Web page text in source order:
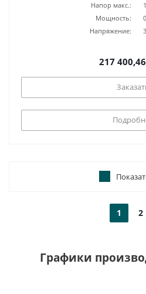
Напор макс.:
Мощность:
Напряжение:
217
1 2
Графики